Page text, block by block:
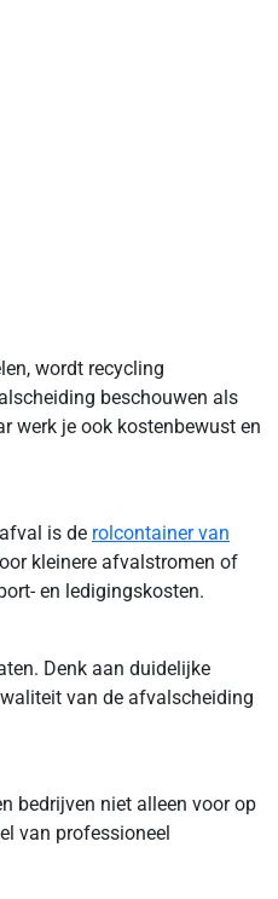
wordt recycling
beschouwen als
werk je ook kostenbewust en
is de rolcontainer van
kleinere afvalstromen of
en ledigingskosten.
Denk aan duidelijke
van de afvalscheiding
bedrijven niet alleen voor op
van professioneel